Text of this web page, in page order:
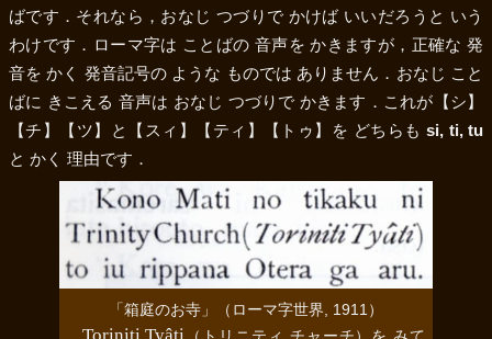
ばです．それなら，おなじ つづりで かけば いいだろうと いう
わけです．ローマ字は ことばの 音声を かきますが，正確な 発
音を かく 発音記号の ような ものでは ありません．おなじ こと
ばに きこえる 音声は おなじ つづりで かきます．これが 【シ】
【チ】
【ツ】 と 【スィ】 【ティ】 【トゥ】 を どちらもsi, ti, tu
と かく 理由です．
「箱庭のお寺」（ローマ字世界, 1911）
Toriniti Tyâti